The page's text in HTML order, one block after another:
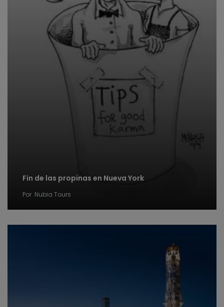
Fin de las propinas en Nueva York
Por Nubia Tours